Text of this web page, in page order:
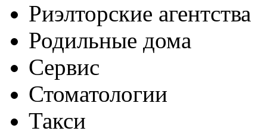
Риэлторские агентства
Родильные дома
Сервис
Стоматологии
Такси